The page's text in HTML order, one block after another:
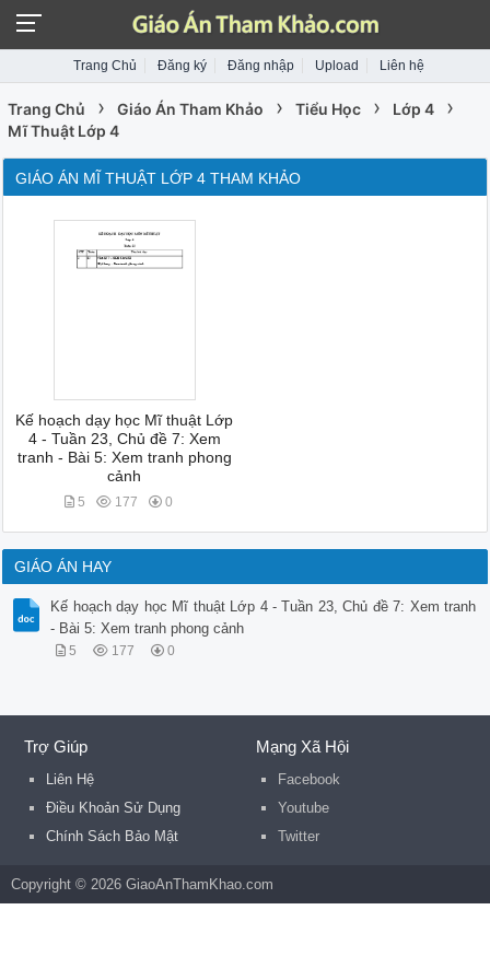
Trang Chủ Đăng ký Đăng nhập Upload Liên hệ
Trang Chủ › Giáo Án Tham Khảo › Tiểu Học › Lớp 4 ›
Mĩ Thuật Lớp 4
GIÁO ÁN MĨ THUẬT LỚP 4 THAM KHẢO
Kế hoạch dạy học Mĩ thuật Lớp
4 - Tuần 23, Chủ đề 7: Xem
tranh - Bài 5: Xem tranh phong
cảnh
5 177 0
GIÁO ÁN HAY
Kế hoạch dạy học Mĩ thuật Lớp 4 - Tuần 23, Chủ đề 7: Xem tranh
- Bài 5: Xem tranh phong cảnh
5 177 0
Trợ Giúp
Liên Hệ
Điều Khoản Sử Dụng
Chính Sách Bảo Mật
Mạng Xã Hội
Facebook
Youtube
Twitter
Copyright © 2026 GiaoAnThamKhao.com